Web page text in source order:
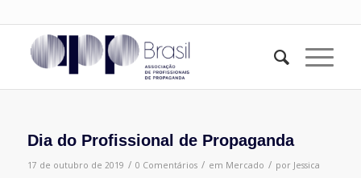
Dia do Profissional de Propaganda
17 de outubro de 2019 / 0 Comentários / em Mercado / por Jessica